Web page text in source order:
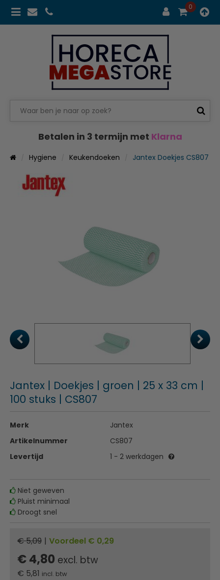
0
Betalen in 3 termijn met Klarna
Hygiene Keukendoeken Jantex Doekjes CS807
Jantex | Doekjes | groen | 25 x 33 cm |
100 stuks | CS807
Merk
Jantex
Artikelnummer
CS807
Levertijd
1 - 2 werkdagen
Niet geweven
Pluist minimaal
Droogt snel
€ 5,09 | Voordeel € 0,29
€ 4,80 excl. btw
€ 5,81 incl. btw